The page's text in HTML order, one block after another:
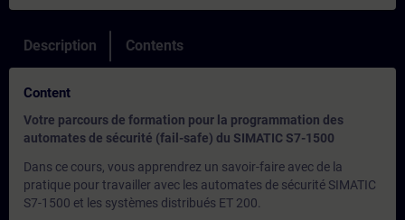
Description Contents
Content
Votre parcours de formation pour la programmation des
automates de sécurité (fail-safe) du SIMATIC S7-1500
Dans ce cours, vous apprendrez un savoir-faire avec de la
pratique pour travailler avec les automates de sécurité SIMATIC
S7-1500 et les systèmes distribués ET 200.